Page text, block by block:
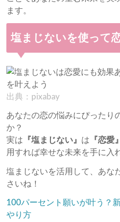
ます。
塩まじないを使って
出典：pixabay
あなたの恋の悩みにぴったり
か？
実は 『塩まじない』 は 『恋愛』
用すれば幸せな未来を手に入
塩まじないを活用して、あな
さいね！
100パーセント願いが叶う？
やり方